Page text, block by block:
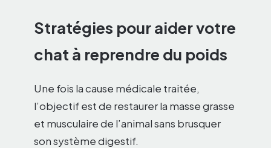
Stratégies pour aider votre
chat à reprendre du poids
Une fois la cause médicale traitée,
l’objectif est de restaurer la masse grasse
et musculaire de l’animal sans brusquer
son système digestif.